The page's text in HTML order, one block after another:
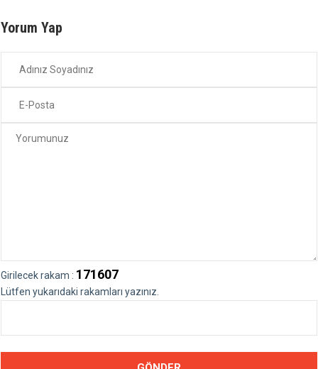
Yorum Yap
Girilecek rakam : 171607
Lütfen yukarıdaki rakamları yazınız.